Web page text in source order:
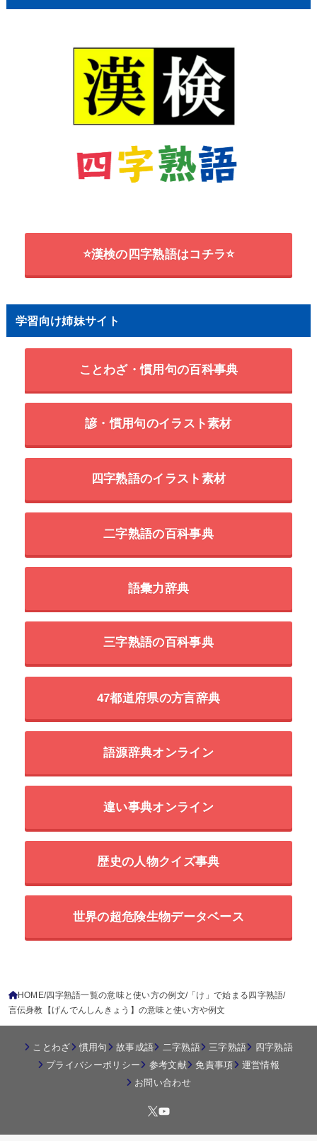
⭐漢検の四字熟語はコチラ⭐
学習向け姉妹サイト
ことわざ・慣用句の百科事典
諺・慣用句のイラスト素材
四字熟語のイラスト素材
二字熟語の百科事典
語彙力辞典
三字熟語の百科事典
47都道府県の方言辞典
語源辞典オンライン
違い事典オンライン
歴史の人物クイズ事典
世界の超危険生物データベース
HOME 四字熟語一覧の意味と使い方の例文 「け」で始まる四字熟語
言伝身教【げんでんしんきょう】の意味と使い方や例文
ことわざ 慣用句 故事成語 二字熟語 三字熟語
四字熟語
プライバシーポリシー
参考文献 免責事項
運営情報
お問い合わせ